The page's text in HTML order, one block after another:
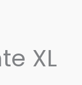
XL